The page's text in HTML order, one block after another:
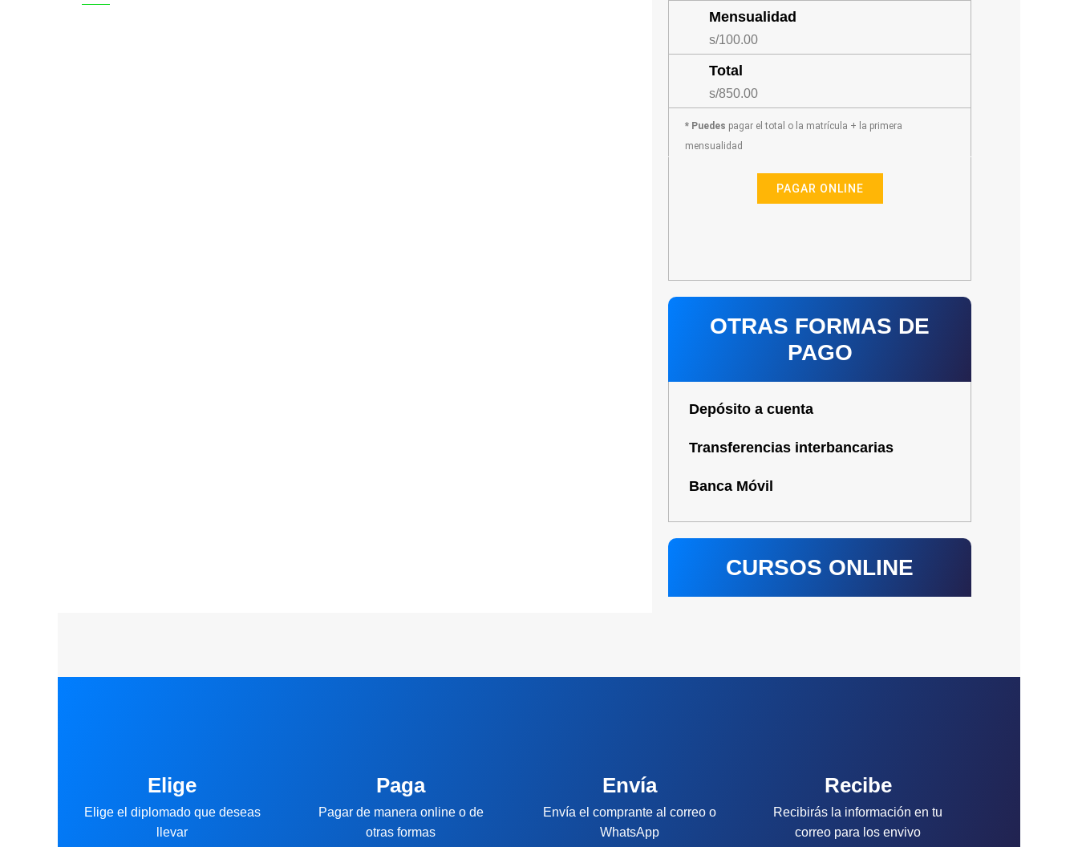
Mensualidad
s/100.00
Total
s/850.00
* Puedes pagar el total o la matrícula + la primera
mensualidad
PAGAR ONLINE
OTRAS FORMAS DE
PAGO
Depósito a cuenta
Transferencias interbancarias
Banca Móvil
CURSOS ONLINE
Elige
Elige el diplomado que deseas
llevar
Paga
Pagar de manera online o de
otras formas
Envía
Envía el comprante al correo o
WhatsApp
Recibe
Recibirás la información en tu
correo para los envivo